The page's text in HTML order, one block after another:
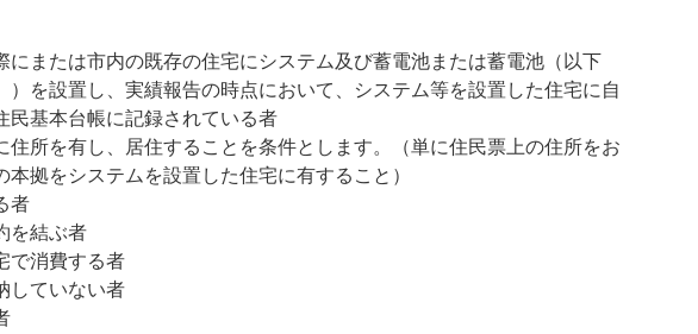
にまたは市内の既存の住宅にシステム及び蓄電池または蓄電池（以下
）を設置し、実績報告の時点において、システム等を設置した住宅に自
民基本台帳に記録されている者
所を有し、居住することを条件とします。（単に住民票上の住所をお
本拠をシステムを設置した住宅に有すること）
者
を結ぶ者
で消費する者
していない者